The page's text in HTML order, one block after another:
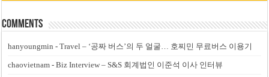
Comments
hanyoungmin -Travel – ‘공짜 버스’의 두 얼굴… 호찌민 무료버스 이용기
chaovietnam -Biz Interview – S&S 회계법인 이준석 이사 인터뷰